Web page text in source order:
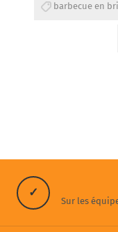
barbecue en
✓
Sur les